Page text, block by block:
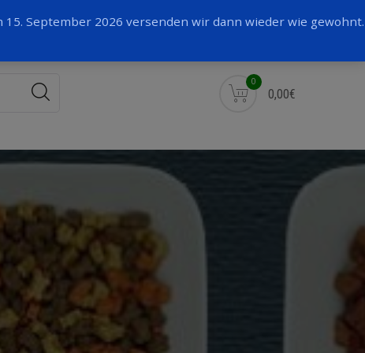
Facebook
0
0,00€
September 2026 versenden wir dann wieder wie gewohnt.